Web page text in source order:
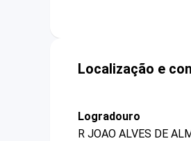
Localização e
Logradouro
R JOAO ALVES DE